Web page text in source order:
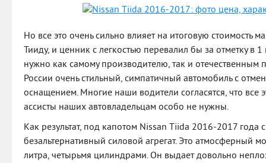
Но все это очень сильно влияет на итоговую стоимость
Тииду, и ценник с легкостью перевалил бы за отметку в
нужно как самому производителю, так и отечественным
России очень стильный, симпатичный автомобиль с
оснащением. Многие наши водители согласятся, что
ассисты наших автовладельцам особо не нужны.
Как результат, под капотом Nissan Tiida 2016-2017 года
безальтернативный силовой агрегат. Это атмосферный
литра, четырьмя цилиндрами. Он выдает довольно